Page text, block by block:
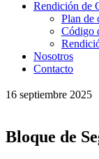
Rendición de
Plan de
Código
Nosotros
Contacto
16 septiembre 2025
Bloque de